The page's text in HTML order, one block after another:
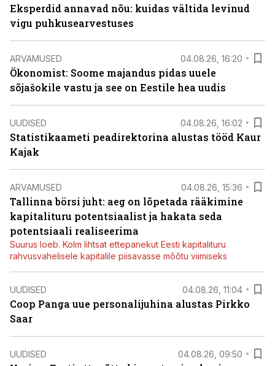
Eksperdid annavad nõu: kuidas vältida levinud
vigu puhkusearvestuses
ARVAMUSED 04.08.26, 16:20
Ökonomist: Soome majandus pidas uuele
sõjašokile vastu ja see on Eestile hea uudis
UUDISED 04.08.26, 16:02
Statistikaameti peadirektorina alustas tööd Kaur
Kajak
ARVAMUSED 04.08.26, 15:36
Tallinna börsi juht: aeg on lõpetada rääkimine
kapitalituru potentsiaalist ja hakata seda
potentsiaali realiseerima
Suurus loeb. Kolm lihtsat ettepanekut Eesti kapitalituru
rahvusvahelisele kapitalile piisavasse mõõtu viimiseks
UUDISED 04.08.26, 11:04
Coop Panga uue personalijuhina alustas Pirkko
Saar
UUDISED 04.08.26, 09:50